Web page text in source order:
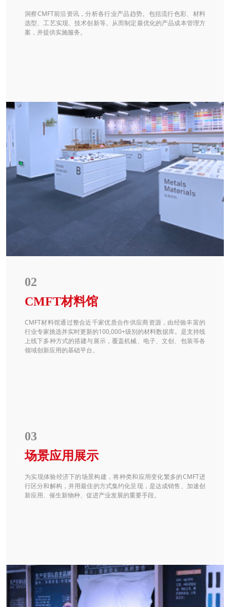
洞察CMFT前沿资讯，分析各行业产品趋势。包括流行色彩、材料
选型、工艺实现、技术创新等。从而制定最优化的产品成本管理方
案，并提供实施服务。
02
CMFT材料馆
CMFT材料馆通过整合近千家优质合作供应商资源，由经验丰富的
行业专家挑选并实时更新的100,000+级别的材料数据库。是支持线
上线下多种方式的搭建与展示，覆盖机械、电子、文创、包装等各
领域创新应用的基础平台。
03
场景应用展示
为实现体验经济下的场景构建，将种类和应用变化繁多的CMFT进
行区分和解构，并用最佳的方式集约化呈现，是达成销售、加速创
新应用、催生新物种、促进产业发展的重要手段。